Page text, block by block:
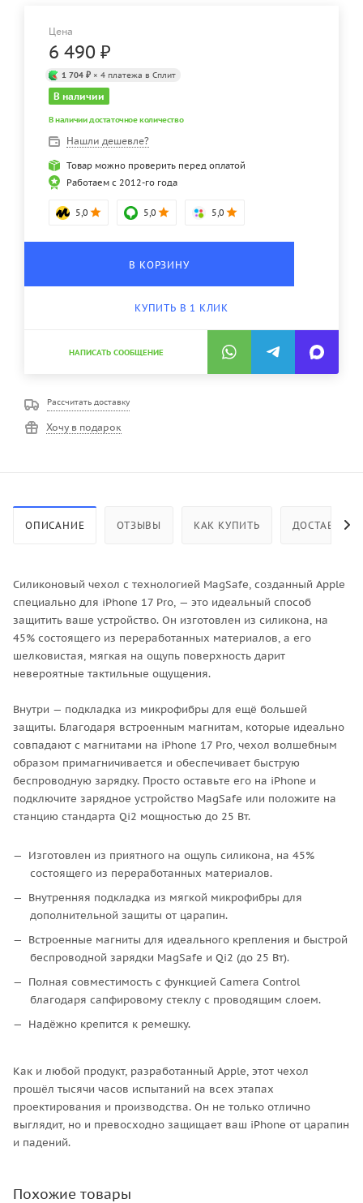
Цена
6 490 ₽
1 704 ₽ × 4 платежа в Сплит
В наличии
В наличии достаточное количество
Нашли дешевле?
Товар можно проверить перед оплатой
Работаем с 2012-го года
5,0 5,0 5,0
В КОРЗИНУ
КУПИТЬ В 1 КЛИК
НАПИСАТЬ СООБЩЕНИЕ
Рассчитать доставку
Хочу в подарок
ОПИСАНИЕ ОТЗЫВЫ КАК КУПИТЬ ДОСТАВКА
Силиконовый чехол с технологией MagSafe, созданный Apple
специально для iPhone 17 Pro, — это идеальный способ
защитить ваше устройство. Он изготовлен из силикона, на
45% состоящего из переработанных материалов, а его
шелковистая, мягкая на ощупь поверхность дарит
невероятные тактильные ощущения.
Внутри — подкладка из микрофибры для ещё большей
защиты. Благодаря встроенным магнитам, которые идеально
совпадают с магнитами на iPhone 17 Pro, чехол волшебным
образом примагничивается и обеспечивает быструю
беспроводную зарядку. Просто оставьте его на iPhone и
подключите зарядное устройство MagSafe или положите на
станцию стандарта Qi2 мощностью до 25 Вт.
Изготовлен из приятного на ощупь силикона, на 45%
состоящего из переработанных материалов.
Внутренняя подкладка из мягкой микрофибры для
дополнительной защиты от царапин.
Встроенные магниты для идеального крепления и быстрой
беспроводной зарядки MagSafe и Qi2 (до 25 Вт).
Полная совместимость с функцией Camera Control
благодаря сапфировому стеклу с проводящим слоем.
Надёжно крепится к ремешку.
Как и любой продукт, разработанный Apple, этот чехол
прошёл тысячи часов испытаний на всех этапах
проектирования и производства. Он не только отлично
выглядит, но и превосходно защищает ваш iPhone от царапин
и падений.
Похожие товары